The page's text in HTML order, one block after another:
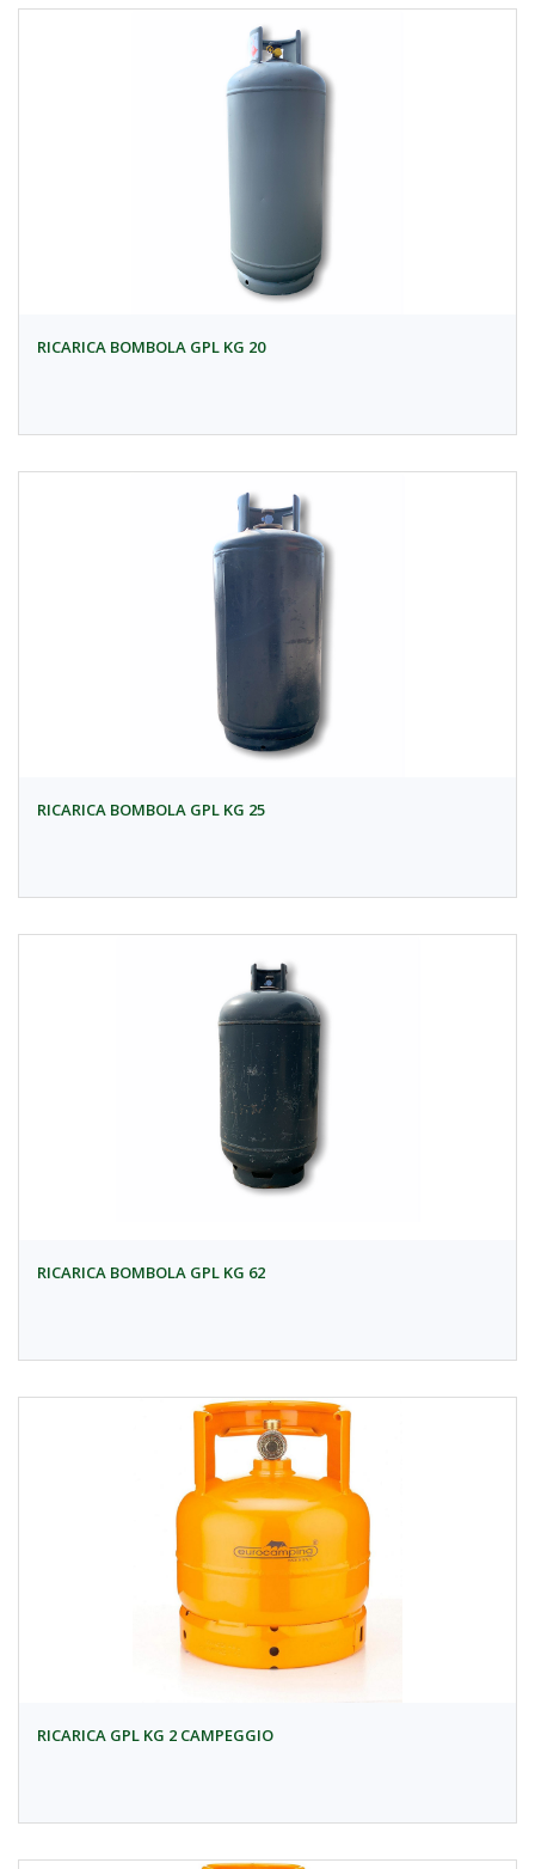
RICARICA BOMBOLA GPL KG 20
RICARICA BOMBOLA GPL KG 25
RICARICA BOMBOLA GPL KG 62
RICARICA GPL KG 2 CAMPEGGIO